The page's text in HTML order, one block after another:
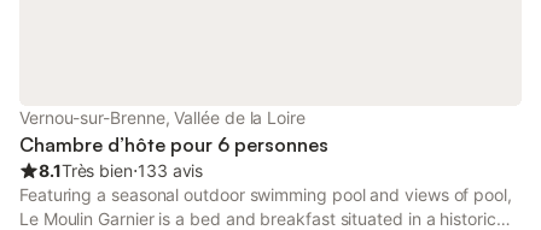
Vernou-sur-Brenne, Vallée de la Loire
Chambre d’hôte pour 6 personnes
8.1Très bien⋅133 avis
Featuring a seasonal outdoor swimming pool and views of pool,
Le Moulin Garnier is a bed and breakfast situated in a historic